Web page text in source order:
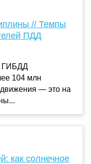
// Темпы
ПДД
ГИБДД
104 млн
— это на
как солнечное